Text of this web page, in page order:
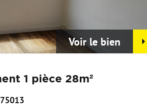
Voir le bien
1 pièce 28m²